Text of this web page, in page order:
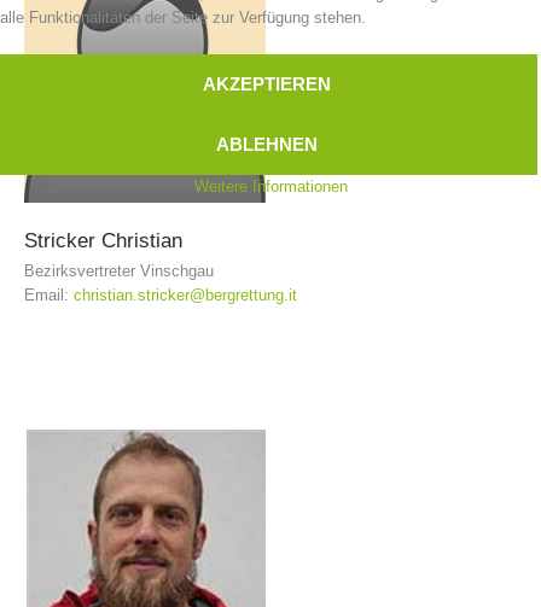
Stricker Christian
Bezirksvertreter Vinschgau
Email: christian.stricker@bergrettung.it
alle Funktionalitäten der Seite zur Verfügung stehen.
AKZEPTIEREN
ABLEHNEN
Weitere Informationen